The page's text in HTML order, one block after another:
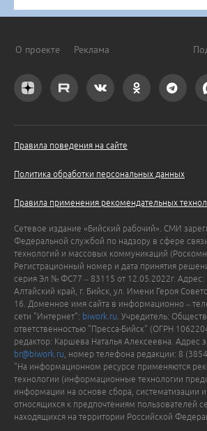
О проекте Реклама
Правила поведения на сайте
Политика обработки персональных данных
Правила применения рекомендательных
Сетевое издание «Бийский рабочий». СМИ
Федеральной службой по надзору в сфере
технологий и массовых коммуникаций
Регистрационный номер и дата принятия
серия Эл № ФС77 – 83115 от 12.05.2022г. Адрес:
Алтайский край, г. Бийск, ул. Имени Героя
16. Доменное имя сайта в информационно –
сети "Интернет": biwork.ru . Учредитель:
ответственностью "Пресса-Бийск" (ОГРН
редактор: Каршева Наталья Алексеевна. Адрес
br@biwork.ru , номер телефона редакции: 8
"На информационном ресурсе применяются
технологии (информационные технологии
информации на основе сбора, систематизации и
относящихся к предпочтениям пользователей
находящихся на территории Российской